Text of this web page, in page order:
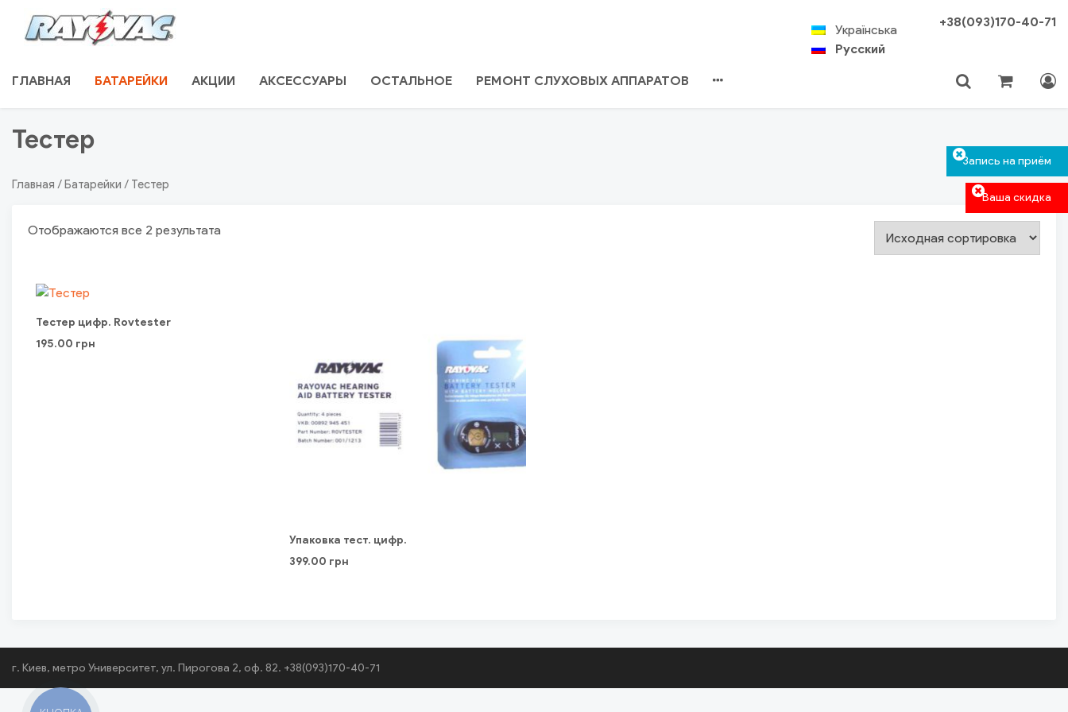
Ваша скидка
Запись на приём
RU.RAYOVAC.COM.UA
ГЛАВНАЯ БАТАРЕЙКИ АКЦИИ АКСЕССУАРЫ ОСТАЛЬНОЕ РЕМОНТ СЛУХОВЫХ АППАРАТОВ
Українська
Русский
+38(093)170-40-71
Тестер
Главная /Батарейки / Тестер
Отображаются все 2 результата
Тестер цифр. Rovtester
195.00 грн
Упаковка тест. цифр.
399.00 грн
г. Киев, метро Университет, ул. Пирогова 2, оф. 82. +38(093)170-40-71